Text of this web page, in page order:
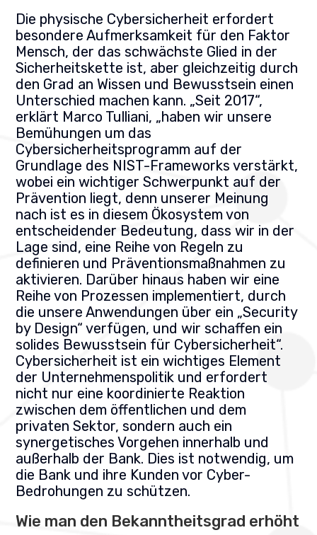
Die physische Cybersicherheit erfordert
besondere Aufmerksamkeit für den Faktor
Mensch, der das schwächste Glied in der
Sicherheitskette ist, aber gleichzeitig durch
den Grad an Wissen und Bewusstsein einen
Unterschied machen kann. „Seit 2017“,
erklärt Marco Tulliani, „haben wir unsere
Bemühungen um das
Cybersicherheitsprogramm auf der
Grundlage des NIST-Frameworks verstärkt,
wobei ein wichtiger Schwerpunkt auf der
Prävention liegt, denn unserer Meinung
nach ist es in diesem Ökosystem von
entscheidender Bedeutung, dass wir in der
Lage sind, eine Reihe von Regeln zu
definieren und Präventionsmaßnahmen zu
aktivieren. Darüber hinaus haben wir eine
Reihe von Prozessen implementiert, durch
die unsere Anwendungen über ein „Security
by Design“ verfügen, und wir schaffen ein
solides Bewusstsein für Cybersicherheit“.
Cybersicherheit ist ein wichtiges Element
der Unternehmenspolitik und erfordert
nicht nur eine koordinierte Reaktion
zwischen dem öffentlichen und dem
privaten Sektor, sondern auch ein
synergetisches Vorgehen innerhalb und
außerhalb der Bank. Dies ist notwendig, um
die Bank und ihre Kunden vor Cyber-
Bedrohungen zu schützen.
Wie man den Bekanntheitsgrad erhöht